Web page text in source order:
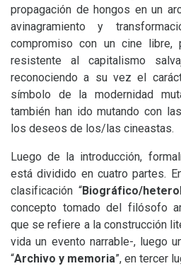
propagación de hongos en un
avinagramiento y
compromiso con un cine libre,
resistente al capitalismo
reconociendo a su vez el
símbolo de la modernidad
también han ido mutando con
los deseos de los/las cineastas.
Luego de la introducción,
está dividido en cuatro partes.
clasificación “Biográfico/
concepto tomado del filósofo
que se refiere a la construcción
vida un evento narrable-, luego
“Archivo y memoria”, en tercer